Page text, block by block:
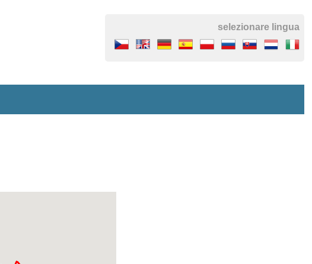
selezionare lingua